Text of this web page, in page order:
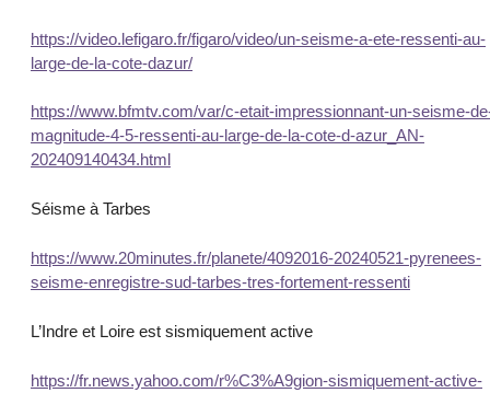
https://video.lefigaro.fr/figaro/video/un-seisme-a-ete-ressenti-au-
large-de-la-cote-dazur/
https://www.bfmtv.com/var/c-etait-impressionnant-un-seisme-
magnitude-4-5-ressenti-au-large-de-la-cote-d-azur_AN-
202409140434.html
Séisme à Tarbes
https://www.20minutes.fr/planete/4092016-20240521-pyrenees-
seisme-enregistre-sud-tarbes-tres-fortement-ressenti
L’Indre et Loire est sismiquement active
https://fr.news.yahoo.com/r%C3%A9gion-sismiquement-active-